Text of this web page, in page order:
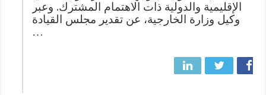
الإقليمية والدولية ذات الاهتمام المشترك. وعبر
وكيل وزارة الخارجية، عن تقدير مجلس القيادة
…